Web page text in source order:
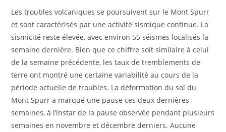
Les troubles volcaniques se poursuivent sur le Mont Spurr
et sont caractérisés par une activité sismique continue. La
sismicité reste élevée, avec environ 55 séismes localisés la
semaine dernière. Bien que ce chiffre soit similaire à celui
de la semaine précédente, les taux de tremblements de
terre ont montré une certaine variabilité au cours de la
période actuelle de troubles. La déformation du sol du
Mont Spurr a marqué une pause ces deux dernières
semaines, à l’instar de la pause observée pendant plusieurs
semaines en novembre et décembre derniers. Aucune